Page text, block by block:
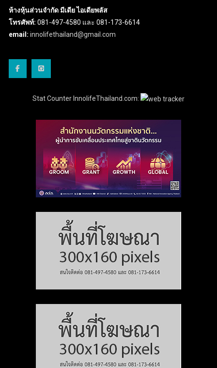
ห้างหุ้นส่วนจำกัด มีเดีย ไอเดียพลัส
โทรศัพท์: 081-497-4580 และ 081-173-6614
email: innolifethailand@gmail.com
Stat Counter InnolifeThailand.com: